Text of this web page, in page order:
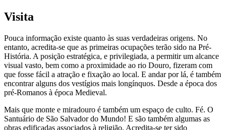
Visita
Pouca informação existe quanto às suas verdadeiras origens. No
entanto, acredita-se que as primeiras ocupações terão sido na Pré-
História. A posição estratégica, e privilegiada, a permitir um alcance
visual vasto, bem como a proximidade ao rio Douro, fizeram com
que fosse fácil a atração e fixação ao local. E andar por lá, é também
encontrar alguns dos vestígios mais longínquos. Desde a época dos
pré-Romanos à época Medieval.
Mais que monte e miradouro é também um espaço de culto. Fé. O
Santuário de São Salvador do Mundo! E são também algumas as
obras edificadas associados à religião. Acredita-se ter sido